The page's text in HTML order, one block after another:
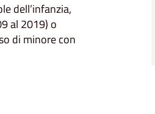
dell’infanzia,
al 2019) o
di minore con